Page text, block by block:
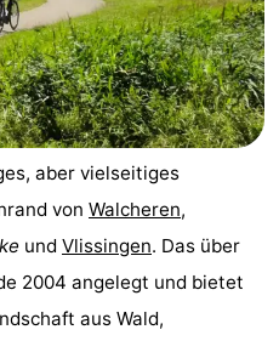
aber vielseitiges
von Walcheren,
und Vlissingen. Das über
2004 angelegt und bietet
aus Wald,